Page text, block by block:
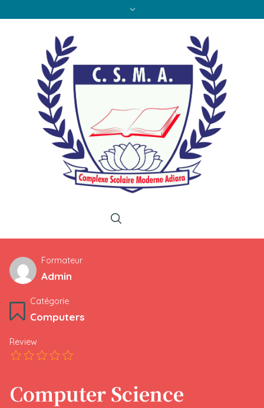
Formateur
Admin
Catégorie
Computers
Review
Computer Science